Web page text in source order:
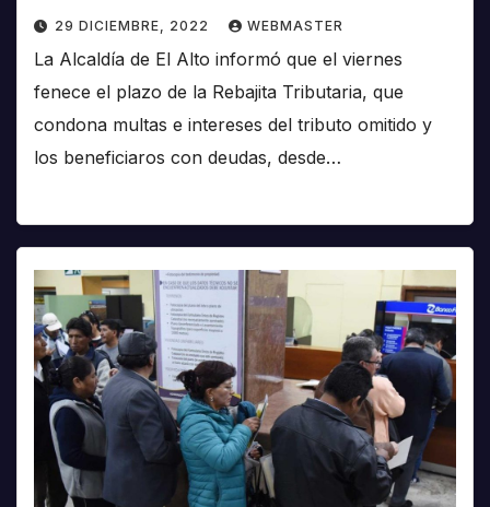
29 DICIEMBRE, 2022 WEBMASTER
La Alcaldía de El Alto informó que el viernes
fenece el plazo de la Rebajita Tributaria, que
condona multas e intereses del tributo omitido y
los beneficiaros con deudas, desde…